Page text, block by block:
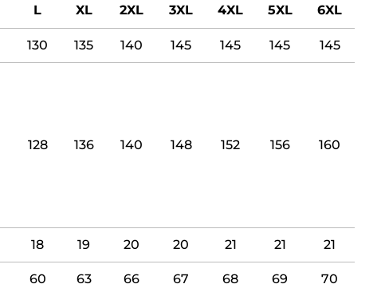
L XL 2XL 3XL 4XL 5XL 6XL
130 135 140 145 145 145 145
128 136 140 148 152 156 160
18 19 20 20 21 21 21
60 63 66 67 68 69 70